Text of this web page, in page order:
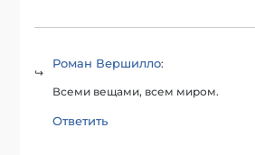
Роман Вершилло:
Всеми вещами, всем миром.
Ответить